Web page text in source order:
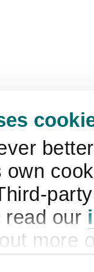
read our
more